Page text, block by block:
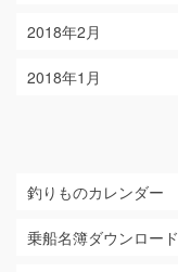
2018年2月
2018年1月
釣りものカレンダー
乗船名簿ダウンロード